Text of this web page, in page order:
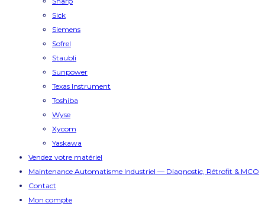
Sick
Siemens
Sofrel
Staubli
Sunpower
Texas Instrument
Toshiba
Wyse
Xycom
Yaskawa
Vendez votre matériel
Maintenance Automatisme Industriel — Diagnostic, Rétrofit & MCO
Contact
Mon compte